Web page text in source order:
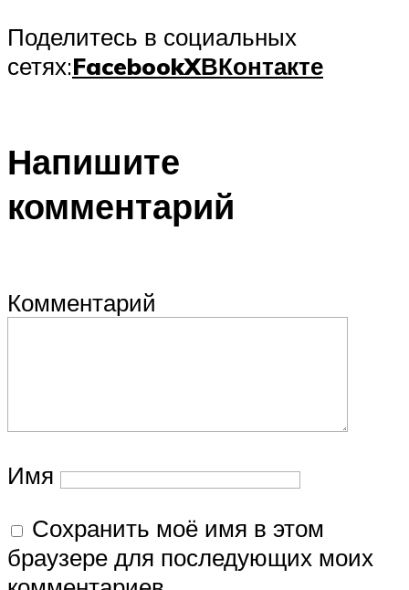
Поделитесь в социальных
сетях:FacebookXВКонтакте
Напишите
комментарий
Комментарий
Имя
Сохранить моё имя в этом
браузере для последующих моих